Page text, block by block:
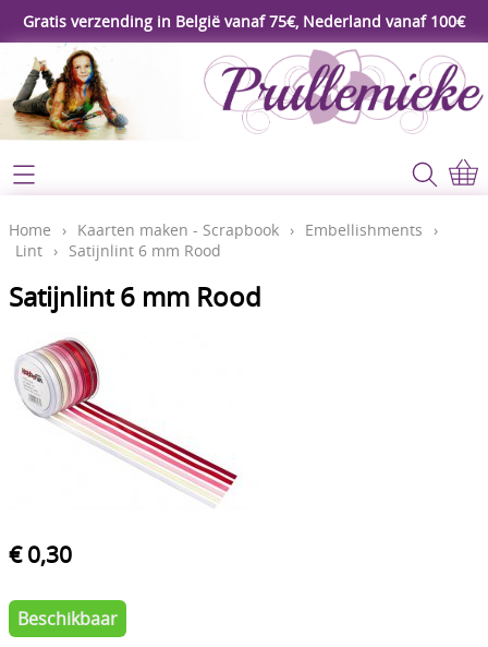
Gratis verzending in België vanaf 75€, Nederland vanaf 100€
Webshop
Koopjeshoek
****Nieuw****
Workshop
Gereedschap
Lijm - Tape - Magneten
Papier - karton - enveloppen
Kaarten maken - Scrapbook
Verf en Co°
Bullet Journalling
Home
Contact
Mijn account
Video's
Home › Kaarten maken - Scrapbook › Embellishments
›
Lint › Satijnlint 6 mm Rood
Satijnlint 6 mm Rood
€ 0,30
Beschikbaar